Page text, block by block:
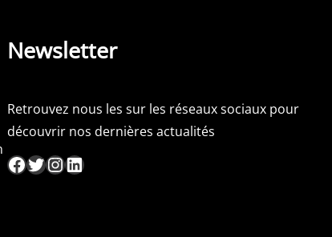
Newsletter
Retrouvez nous les sur les réseaux sociaux pour
découvrir nos dernières actualités
Facebook Twitter InstagramLinkedIn